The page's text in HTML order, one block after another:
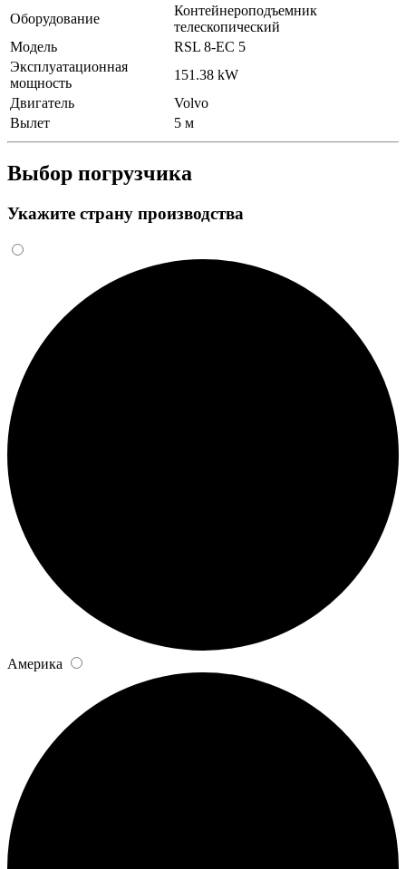
Оборудование
Контейнероподъемник
телескопический
Модель
RSL 8-EC 5
Эксплуатационная
мощность
151.38 kW
Двигатель
Volvo
Вылет
5 м
Выбор погрузчика
Укажите страну производства
Америка